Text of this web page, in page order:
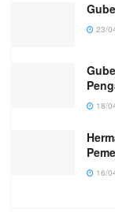
23/
18/
16/